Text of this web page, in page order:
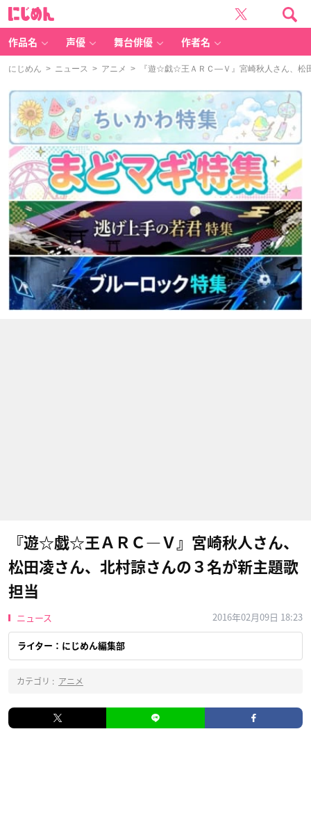
作品名 声優 舞台俳優 作者名
にじめん > ニュース > アニメ > 『遊☆戯☆王ＡＲＣ―Ｖ』宮崎秋人さん、松
『遊☆戯☆王ＡＲＣ―Ｖ』宮崎秋人さん、
松田凌さん、北村諒さんの３名が新主題歌
担当
ニュース 2016年02月09日 18:23
ライター：にじめん編集部
カテゴリ : アニメ